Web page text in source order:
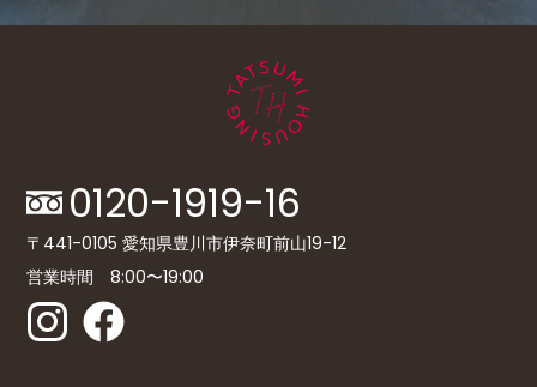
0120-1919-16
〒441-0105 愛知県豊川市伊奈町前山19-12
営業時間 8:00〜19:00